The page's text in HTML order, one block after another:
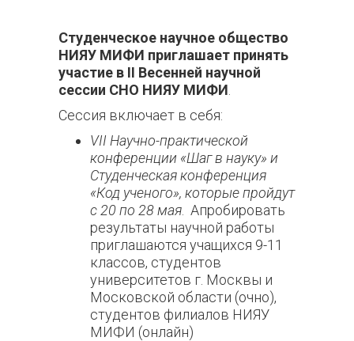
Студенческое научное общество
НИЯУ МИФИ приглашает принять
участие в II Весенней научной
сессии СНО НИЯУ МИФИ
Сессия включает в себя:
VII Научно-практической
конференции «Шаг в науку» и
Студенческая конференция
«Код ученого», которые пройдут
с 20 по 28 мая . Апробировать
результаты научной работы
приглашаются учащихся 9-11
классов, студентов
университетов г. Москвы и
Московской области (очно),
студентов филиалов НИЯУ
МИФИ (онлайн)